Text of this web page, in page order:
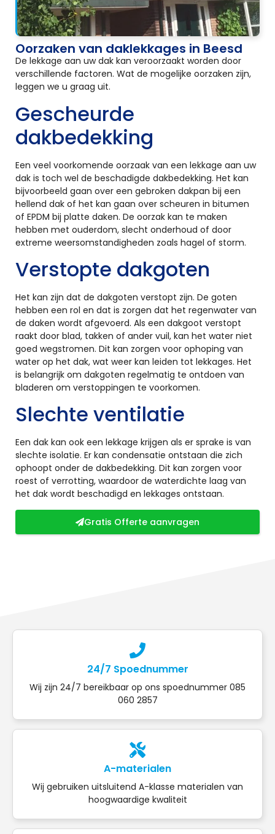
Oorzaken van daklekkages in Beesd
De lekkage aan uw dak kan veroorzaakt worden door
verschillende factoren. Wat de mogelijke oorzaken zijn,
leggen we u graag uit.
Gescheurde
dakbedekking
Een veel voorkomende oorzaak van een lekkage aan uw
dak is toch wel de beschadigde dakbedekking. Het kan
bijvoorbeeld gaan over een gebroken dakpan bij een
hellend dak of het kan gaan over scheuren in bitumen
of EPDM bij platte daken. De oorzak kan te maken
hebben met ouderdom, slecht onderhoud of door
extreme weersomstandigheden zoals hagel of storm.
Verstopte dakgoten
Het kan zijn dat de dakgoten verstopt zijn. De goten
hebben een rol en dat is zorgen dat het regenwater van
de daken wordt afgevoerd. Als een dakgoot verstopt
raakt door blad, takken of ander vuil, kan het water niet
goed wegstromen. Dit kan zorgen voor ophoping van
water op het dak, wat weer kan leiden tot lekkages. Het
is belangrijk om dakgoten regelmatig te ontdoen van
bladeren om verstoppingen te voorkomen.
Slechte ventilatie
Een dak kan ook een lekkage krijgen als er sprake is van
slechte isolatie. Er kan condensatie ontstaan die zich
ophoopt onder de dakbedekking. Dit kan zorgen voor
roest of verrotting, waardoor de waterdichte laag van
het dak wordt beschadigd en lekkages ontstaan.
Gratis Offerte aanvragen
24/7 Spoednummer
Wij zijn 24/7 bereikbaar op ons spoednummer 085
060 2857
A-materialen
Wij gebruiken uitsluitend A-klasse materialen van
hoogwaardige kwaliteit